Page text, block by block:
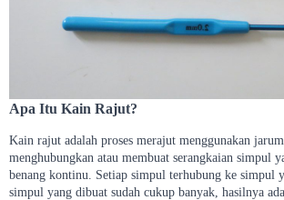
Apa Itu Kain Rajut?
Kain rajut adalah proses merajut menggunakan
menghubungkan atau membuat serangkaian simpul
benang kontinu. Setiap simpul terhubung ke simpul
simpul yang dibuat sudah cukup banyak, hasilnya